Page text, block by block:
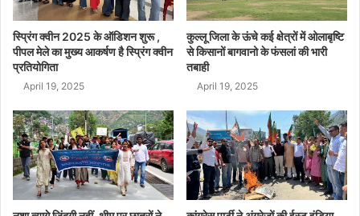
स्प्रिंग क्वीन 2025 के ऑडिशन शुरू ,
पीपल मेले का मुख्य आकर्षण है स्प्रिंग क्वीन
प्रतियोगिता
April 19, 2025
कुल्लू जिला के ऊंचे कई क्षेत्रों में ओलाबृष्टि
से किसानों बागवानो के फंसलां की भारी
तबाही
April 19, 2025